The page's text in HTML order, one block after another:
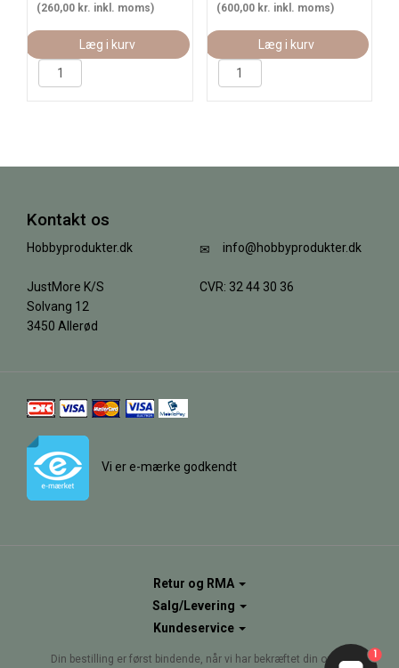
(260,00 kr. inkl. moms)
Læg i kurv
(600,00 kr. inkl. moms)
Læg i kurv
Kontakt os
Hobbyprodukter.dk
JustMore K/S
Solvang 12
3450 Allerød
info@hobbyprodukter.dk
CVR: 32 44 30 36
Vi er e-mærke godkendt
Retur og RMA
Salg/Levering
Kundeservice
Din bestilling er først bindende, når vi har bekræftet din ordre. 1